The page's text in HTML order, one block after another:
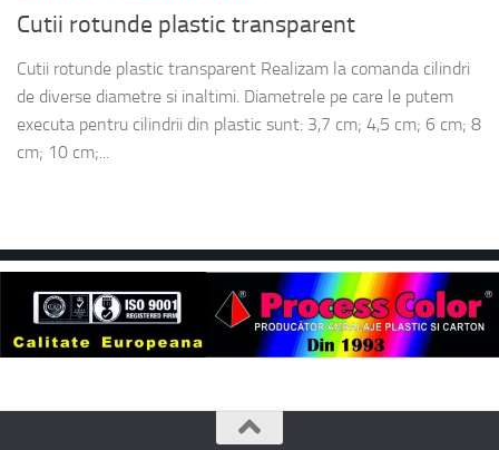
Cutii rotunde plastic transparent
Cutii rotunde plastic transparent Realizam la comanda cilindri
de diverse diametre si inaltimi. Diametrele pe care le putem
executa pentru cilindrii din plastic sunt: 3,7 cm; 4,5 cm; 6 cm; 8
cm; 10 cm;...